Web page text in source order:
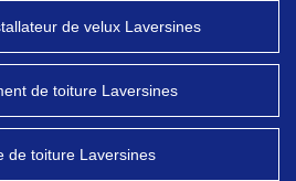
de velux Laversines
de toiture Laversines
de toiture Laversines